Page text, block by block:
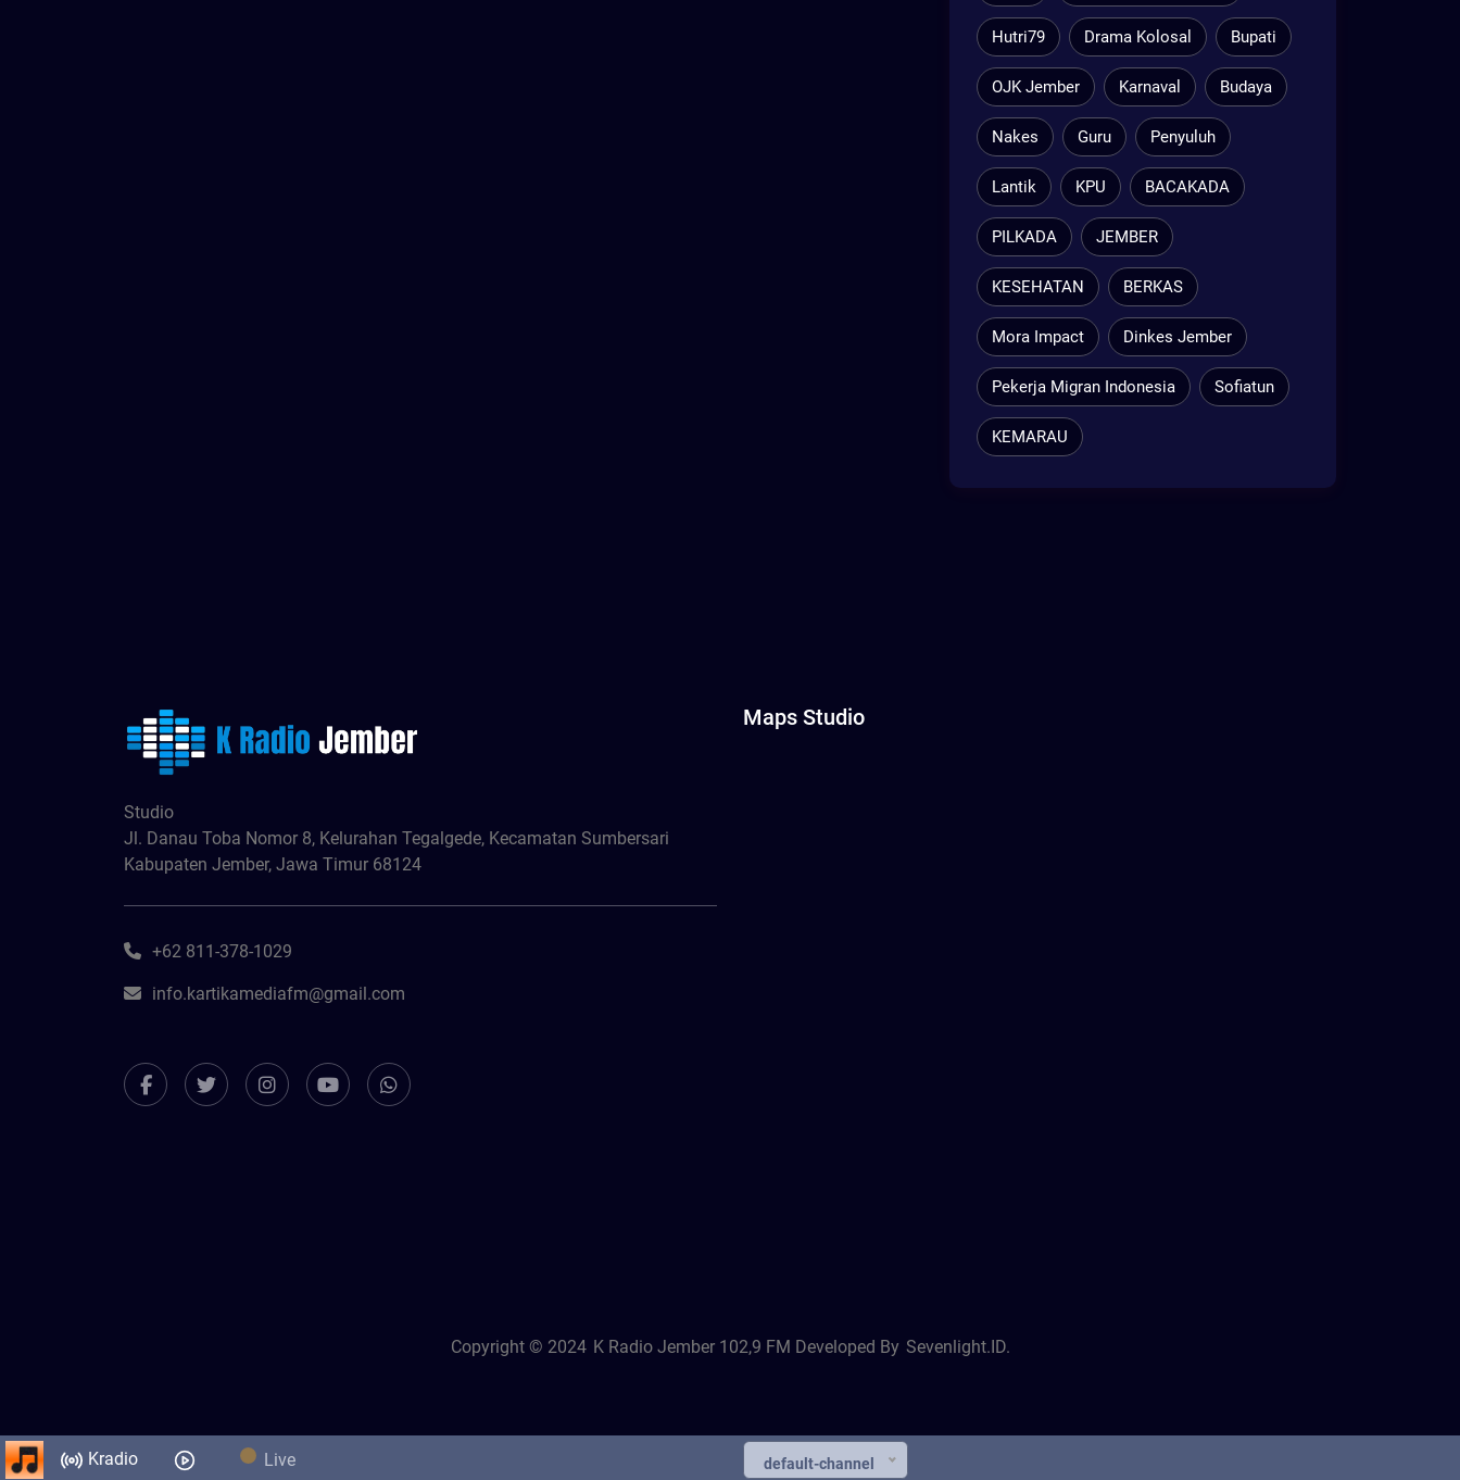
Hutri79 Drama Kolosal Bupati
OJK Jember Karnaval Budaya
Nakes Guru Penyuluh
Lantik KPU BACAKADA
PILKADA JEMBER
KESEHATAN BERKAS
Mora Impact Dinkes Jember
Pekerja Migran Indonesia Sofiatun
KEMARAU
Studio
Jl. Danau Toba Nomor 8, Kelurahan Tegalgede, Kecamatan Sumbersari
Kabupaten Jember, Jawa Timur 68124
+62 811-378-1029
info.kartikamediafm@gmail.com
Maps Studio
Copyright © 2024 K Radio Jember 102,9 FM Developed By Sevenlight.ID.
Kradio Live default-channel